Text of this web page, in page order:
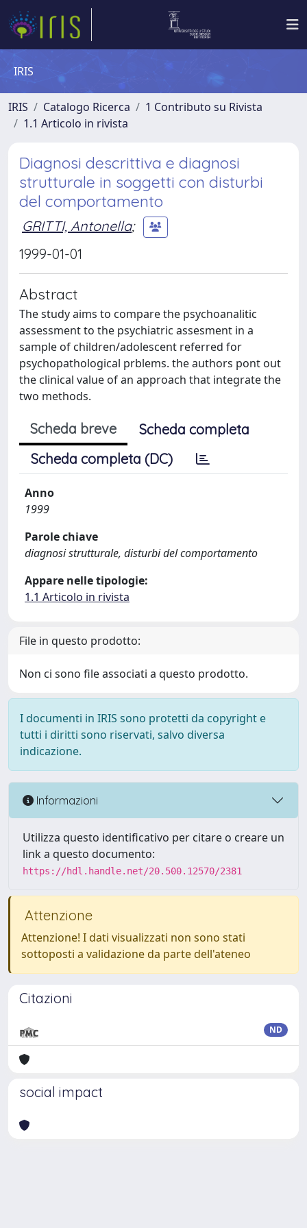
IRIS
IRIS Catalogo Ricerca
1 Contributo su Rivista
1.1 Articolo in rivista
Diagnosi descrittiva e diagnosi
strutturale in soggetti con disturbi
del comportamento
GRITTI, Antonella;
1999-01-01
Abstract
The study aims to compare the psychoanalitic
assessment to the psychiatric assesment in a
sample of children/adolescent referred for
psychopathological prblems. the authors pont out
the clinical value of an approach that integrate the
two methods.
Scheda breve
Scheda completa
Scheda completa (DC)
Anno
1999
Parole chiave
diagnosi strutturale, disturbi del comportamento
Appare nelle tipologie:
1.1 Articolo in rivista
File in questo prodotto:
Non ci sono file associati a questo prodotto.
I documenti in IRIS sono protetti da copyright e
tutti i diritti sono riservati, salvo diversa
indicazione.
Informazioni
Utilizza questo identificativo per citare o creare un
link a questo documento:
https://hdl.handle.net/20.500.12570/2381
Attenzione
Attenzione! I dati visualizzati non sono stati
sottoposti a validazione da parte dell'ateneo
Citazioni
ND
social impact